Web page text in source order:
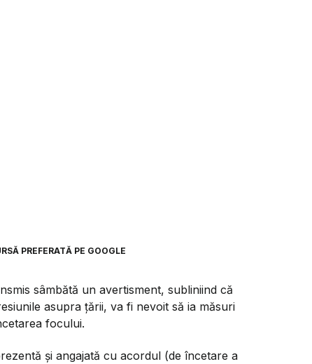
PREFERATĂ PE GOOGLE
sâmbătă un avertisment, subliniind că
asupra țării, va fi nevoit să ia măsuri
focului.
și angajată cu acordul (de încetare a